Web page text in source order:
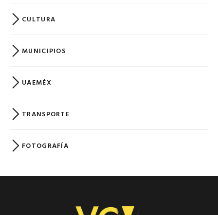
CULTURA
MUNICIPIOS
UAEMÉX
TRANSPORTE
FOTOGRAFÍA